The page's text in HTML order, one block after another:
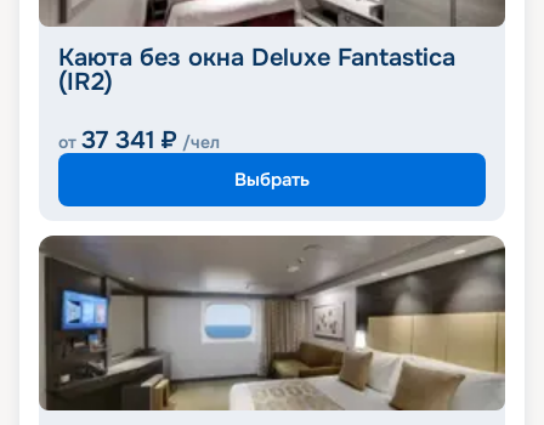
Каюта без окна Deluxe Fantastica
(IR2)
от 37 341 ₽ /чел
Выбрать